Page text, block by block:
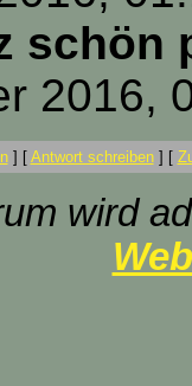
schön
2016,
] [ Antwort schreiben] [
wird